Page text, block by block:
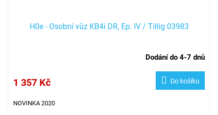
H0e - Osobní vůz KB4i DR, Ep. IV / Tillig 03983
Dodání do 4-7 dnů
1 357 Kč Do košíku
NOVINKA 2020